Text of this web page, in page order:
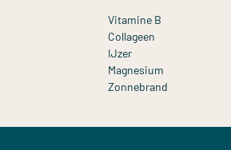
Vitamine B
Collageen
IJzer
Magnesium
Zonnebrand